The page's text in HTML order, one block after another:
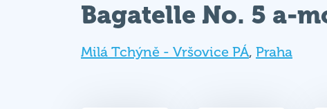
Bagatelle No. 5 a-
Milá Tchýně - Vršovice PÁ, Praha